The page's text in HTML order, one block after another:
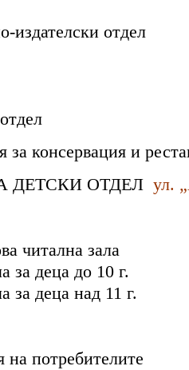
издателски отдел
за консервация и
ДЕТСКИ ОТДЕЛ ул.
читална зала
за деца до 10 г.
за деца над 11 г.
на потребителите